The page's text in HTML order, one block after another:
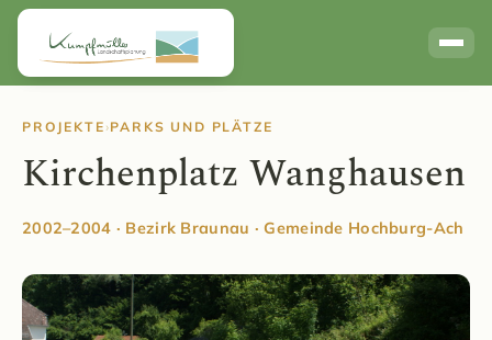
Links / Partner
PROJEKTE ›PARKS UND PLÄTZE
Kirchenplatz Wanghausen
2002–2004 · Bezirk Braunau · Gemeinde Hochburg-Ach